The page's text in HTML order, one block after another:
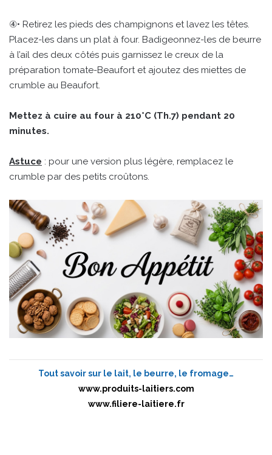
④• Retirez les pieds des champignons et lavez les têtes.
Placez-les dans un plat à four. Badigeonnez-les de beurre
à l’ail des deux côtés puis garnissez le creux de la
préparation tomate-Beaufort et ajoutez des miettes de
crumble au Beaufort.
Mettez à cuire au four à 210°C (Th.7) pendant 20
minutes.
Astuce : pour une version plus légère, remplacez le
crumble par des petits croûtons.
Tout savoir sur le lait, le beurre, le fromage…
www.produits-laitiers.com
www.filiere-laitiere.fr